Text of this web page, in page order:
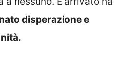
disperazione e